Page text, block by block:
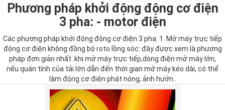
Phương pháp khởi động động cơ điện
3 pha: - motor điện
Các phương pháp khởi động động cơ điện 3 pha: 1. Mở máy trực tiếp
động cơ điện không đồng bộ roto lồng sóc: đây được xem là phương
pháp đơn giản nhất. khi mở máy trực tiếp,dòng điện mở máy lớn,
nếu quán tính của tải lớn dẫn đến thời gian mở máy kéo dài, có thể
làm động cơ điện phát nóng, ảnh hưởn..